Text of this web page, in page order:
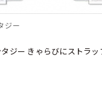
ジー
ジー きゃらびにストラ